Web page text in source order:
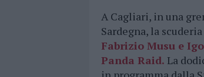
A Cagliari, in una
Sardegna, la
Fabrizio Musu e
Panda Raid. La